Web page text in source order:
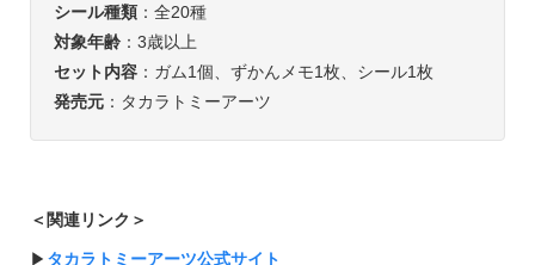
シール種類：全20種
対象年齢：3歳以上
セット内容：ガム1個、ずかんメモ1枚、シール1枚
発売元：タカラトミーアーツ
＜関連リンク＞
▶︎ タカラトミーアーツ公式サイト